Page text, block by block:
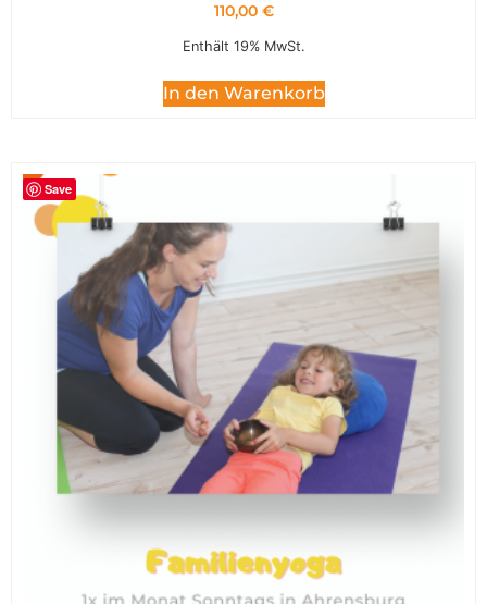
110,00 €
Enthält 19% MwSt.
In den Warenkorb
Save